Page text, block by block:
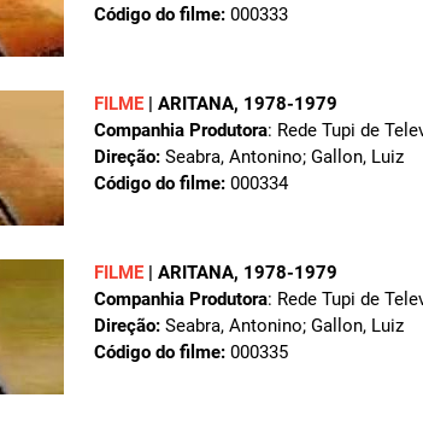
Código do filme: 000333
FILME | ARITANA, 1978-1979
Companhia Produtora: Rede Tupi de
Direção: Seabra, Antonino; Gallon, Luiz
Código do filme: 000334
FILME | ARITANA, 1978-1979
Companhia Produtora: Rede Tupi de
Direção: Seabra, Antonino; Gallon, Luiz
Código do filme: 000335